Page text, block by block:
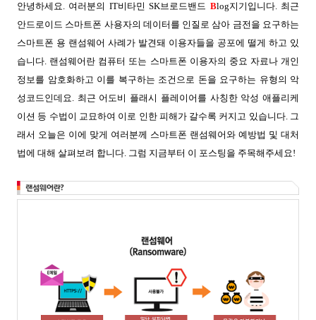
안녕하세요. 여러분의 IT비타민 SK브로드밴드 Blog지기입니다. 최근
안드로이드 스마트폰 사용자의 데이터를 인질로 삼아 금전을 요구하는
스마트폰 용 랜섬웨어 사례가 발견돼 이용자들을 공포에 떨게 하고 있
습니다. 랜섬웨어란 컴퓨터 또는 스마트폰 이용자의 중요 자료나 개인
정보를 암호화하고 이를 복구하는 조건으로 돈을 요구하는 유형의 악
성코드인데요. 최근 어도비 플래시 플레이어를 사칭한 악성 애플리케
이션 등 수법이 교묘하여 이로 인한 피해가 갈수록 커지고 있습니다. 그
래서 오늘은 이에 맞게 여러분께 스마트폰 랜섬웨어와 예방법 및 대처
법에 대해 살펴보려 합니다. 그럼 지금부터 이 포스팅을 주목해주세요!